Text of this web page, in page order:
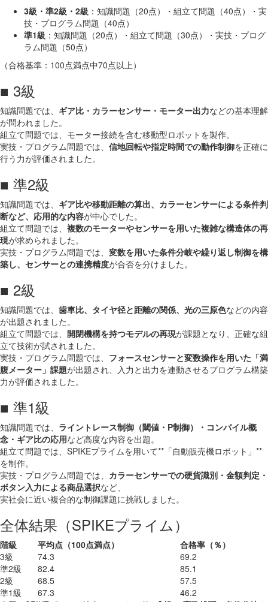
3級・準2級・2級 ：知識問題（20点）・組立て問題（40点）・実
技・プログラム問題（40点）
準1級 ：知識問題（20点）・組立て問題（30点）・実技・プログ
ラム問題（50点）
（合格基準：100点満点中70点以上）
■ 3級
知識問題では、 ギア比・カラーセンサー・モーター出力などの基本理解
が問われました。
組立て問題では、モーター接続を含む移動型ロボットを製作。
実技・プログラム問題では、 信地回転や指定時間での動作制御を正確に
行う力が評価されました。
■ 準2級
知識問題では、 ギア比や移動距離の算出、カラーセンサーによる条件判
断など、応用的な内容が中心でした。
組立て問題では、 複数のモーターやセンサーを用いた複雑な構造体の再
現が求められました。
実技・プログラム問題では、 変数を用いた条件分岐や繰り返し制御を構
築し、センサーとの連携精度が合否を分けました。
■ 2級
知識問題では、 歯車比、タイヤ径と距離の関係、光の三原色などの内容
が出題されました。
組立て問題では、 開閉機構を持つモデルの再現が課題となり、正確な組
立て技術が試されました。
実技・プログラム問題では、 フォースセンサーと変数操作を用いた「満
腹メーター」課題が出題され、入力と出力を連動させるプログラム構築
力が評価されました。
■ 準1級
知識問題では、 ライントレース制御（閾値・P制御）・コンパイル概
念・ギア比の応用など高度な内容を出題。
組立て問題では、SPIKEプライムを用いて**「自動販売機ロボット」**
を制作。
実技・プログラム問題では、 カラーセンサーでの硬貨識別・金額判定・
ボタン入力による商品選択など、
実社会に近い複合的な制御課題に挑戦しました。
全体結果（SPIKEプライム）
階級 平均点（100点満点）
合格率（％）
3級
74.3
69.2
準2級
82.4
85.1
2級
68.5
57.5
準1級
67.3
46.2